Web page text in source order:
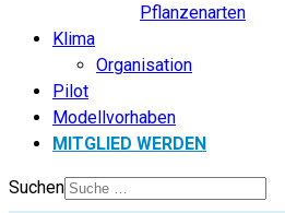
Pflanzenarten
Klima
Organisation
Pilot
Modellvorhaben
MITGLIED WERDEN
Suchen